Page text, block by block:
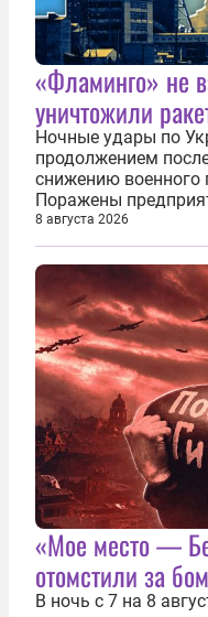
«Фламинго» не
уничтожили
Ночные удары по
продолжением
снижению военного
Поражены
крылатых ракет,
сухогруза с
нанесены удары по
Киеве...
8 августа 2026
«Мое место —
отомстили за
В ночь с 7 на 8